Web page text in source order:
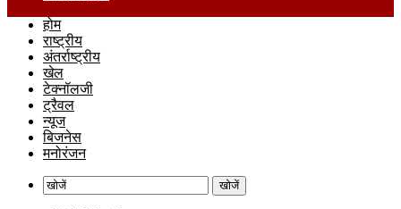
होम
राष्ट्रीय
अंतर्राष्ट्रीय
खेल
टेक्नॉलजी
ट्रैवल
न्यूज
बिजनेस
मनोरंजन
खोजें